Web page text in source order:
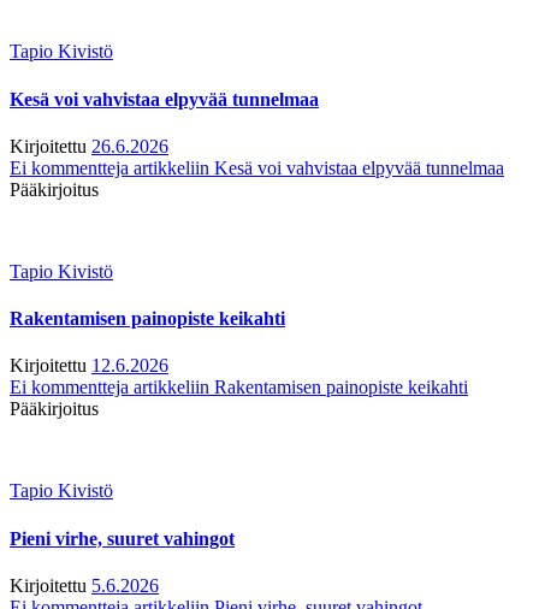
Tapio Kivistö
Kesä voi vahvistaa elpyvää tunnelmaa
Kirjoitettu 26.6.2026
Ei kommentteja artikkeliin Kesä voi vahvistaa elpyvää tunnelmaa
Pääkirjoitus
Tapio Kivistö
Rakentamisen painopiste keikahti
Kirjoitettu 12.6.2026
Ei kommentteja artikkeliin Rakentamisen painopiste keikahti
Pääkirjoitus
Tapio Kivistö
Pieni virhe, suuret vahingot
Kirjoitettu 5.6.2026